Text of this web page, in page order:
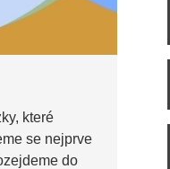
které
se nejprve
do